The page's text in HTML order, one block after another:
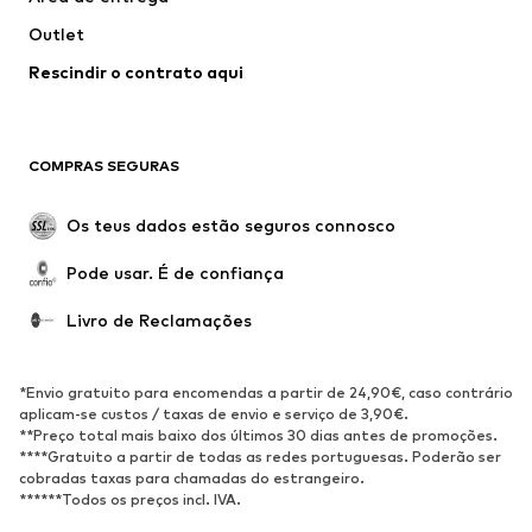
Roupa interior
Sobretudos
Roupa de banho
Upcycling
SAPATOS
Novidades
altos
Sandálias
Sapatos baixos
Sapatilhas de desporto
Sabrinas
Sapatos abertos
Outlet
Rescindir o contrato aqui
COMPRAS SEGURAS
Os teus dados estão seguros connosco
Pode usar. É de confiança
Livro de Reclamações
*Envio gratuito para encomendas a partir de 24,90€, caso contrário
aplicam-se custos / taxas de envio e serviço de 3,90€.
**Preço total mais baixo dos últimos 30 dias antes de promoções.
****Gratuito a partir de todas as redes portuguesas. Poderão ser
cobradas taxas para chamadas do estrangeiro.
******Todos os preços incl. IVA.